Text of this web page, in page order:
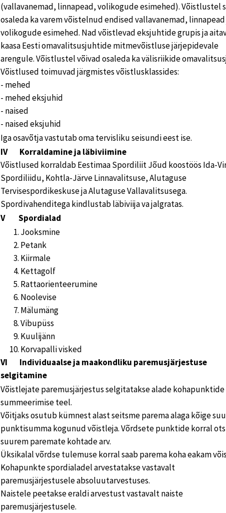
(vallavanemad, linnapead, volikogude esimehed). Võistlustel
osaleda ka varem võistelnud endised vallavanemad, linnapead
volikogude esimehed. Nad võistlevad eksjuhtide grupis ja
kaasa Eesti omavalitsusjuhtide mitmevõistluse järjepidevale
arengule. Võistlustel võivad osaleda ka välisriikide
Võistlused toimuvad järgmistes võistlusklassides:
- mehed
- mehed eksjuhid
- naised
- naised eksjuhid
Iga osavõtja vastutab oma tervisliku seisundi eest ise.
IV Korraldamine ja läbiviimine
Võistlused korraldab Eestimaa Spordiliit Jõud koostöös Ida-
Spordiliidu, Kohtla-Järve Linnavalitsuse, Alutaguse
Tervisespordikeskuse ja Alutaguse Vallavalitsusega.
Spordivahenditega kindlustab läbiviija va jalgratas.
V Spordialad
Jooksmine
Petank
Kiirmale
Kettagolf
Rattaorienteerumine
Noolevise
Mälumäng
Vibupüss
Kuulijänn
Korvapalli visked
VI Individuaalse ja maakondliku paremusjärjestuse
selgitamine
Võistlejate paremusjärjestus selgitatakse alade kohapunktide
summeerimise teel.
Võitjaks osutub kümnest alast seitsme parema alaga kõige
punktisumma kogunud võistleja. Võrdsete punktide korral
suurem paremate kohtade arv.
Üksikalal võrdse tulemuse korral saab parema koha eakam
Kohapunkte spordialadel arvestatakse vastavalt
paremusjärjestusele absoluutarvestuses.
Naistele peetakse eraldi arvestust vastavalt naiste
paremusjärjestusele.